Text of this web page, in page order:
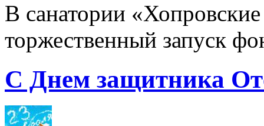
В санатории «Хопровские
торжественный запуск
С Днем защитника